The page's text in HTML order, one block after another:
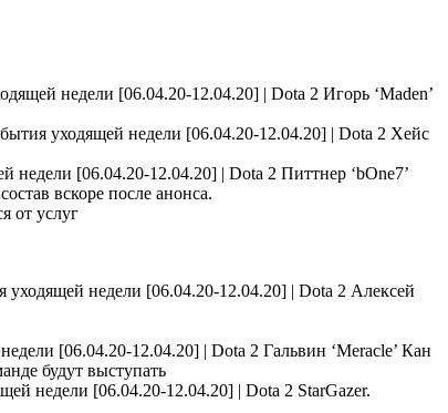
Игорь ‘Maden’
Хейс
Питтнер ‘bOne7’
вскоре после анонса.
от услуг
Алексей
Гальвин ‘Meracle’ Кан
будут выступать
StarGazer.